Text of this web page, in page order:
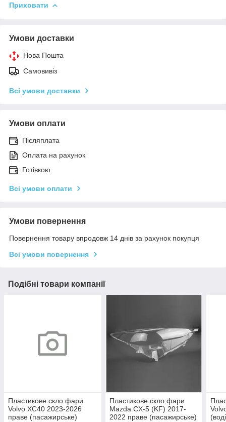
Приховати
Умови доставки
Нова Пошта
Самовивіз
Всі умови доставки
Умови оплати
Післяплата
Оплата на рахунок
Готівкою
Всі умови оплати
Умови повернення
Повернення товару впродовж 14 днів за рахунок покупця
Всі умови повернення
Подібні товари компанії
Пластикове скло фари
Volvo XC40 2023-2026
праве (пасажирське)
Пластикове скло фари
Mazda CX-5 (KF) 2017-
2022 праве (пасажирське)